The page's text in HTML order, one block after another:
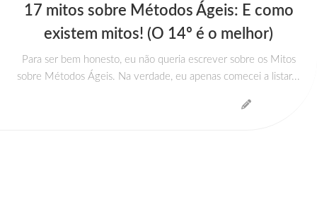
17 mitos sobre Métodos Ágeis: E como
existem mitos! (O 14º é o melhor)
Para ser bem honesto, eu não queria escrever sobre os Mitos
sobre Métodos Ágeis. Na verdade, eu apenas comecei a listar...